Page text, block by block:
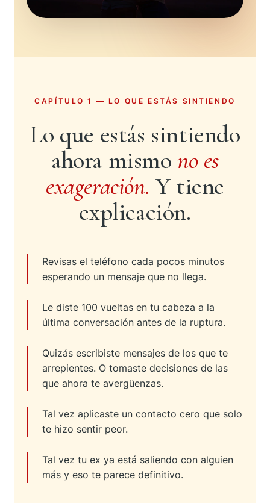
CAPÍTULO 1 — LO QUE ESTÁS SINTIENDO
Lo que estás sintiendo
ahora mismo no es
exageración. Y tiene
explicación.
Revisas el teléfono cada pocos minutos
esperando un mensaje que no llega.
Le diste 100 vueltas en tu cabeza a la
última conversación antes de la ruptura.
Quizás escribiste mensajes de los que te
arrepientes. O tomaste decisiones de las
que ahora te avergüenzas.
Tal vez aplicaste un contacto cero que solo
te hizo sentir peor.
Tal vez tu ex ya está saliendo con alguien
más y eso te parece definitivo.